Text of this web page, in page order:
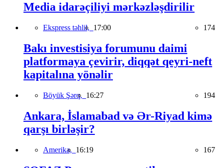
Media idarəçiliyi mərkəzləşdirilir
Ekspress təhlil, 17:00 174
Bakı investisiya forumunu daimi
platformaya çevirir, diqqət qeyri-neft
kapitalına yönəlir
Böyük Şərq, 16:27 194
Ankara, İslamabad və Ər-Riyad kimə
qarşı birləşir?
Amerika, 16:19 167